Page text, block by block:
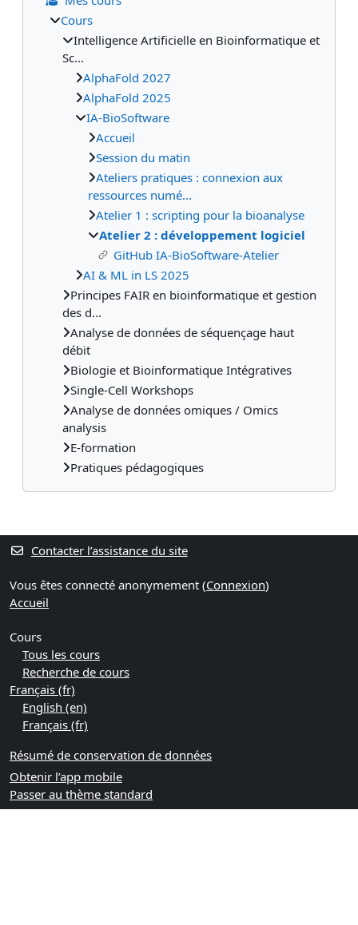
Cours
Intelligence Artificielle en Bioinformatique et
Sc...
AlphaFold 2027
AlphaFold 2025
IA-BioSoftware
Accueil
Session du matin
Ateliers pratiques : connexion aux
ressources numé...
Atelier 1 : scripting pour la bioanalyse
Atelier 2 : développement logiciel
GitHub IA-BioSoftware-Atelier
AI & ML in LS 2025
Principes FAIR en bioinformatique et gestion
des d...
Analyse de données de séquençage haut
débit
Biologie et Bioinformatique Intégratives
Single-Cell Workshops
Analyse de données omiques / Omics
analysis
E-formation
Pratiques pédagogiques
Contacter l’assistance du site
Vous êtes connecté anonymement (Connexion)
Accueil
Cours
Tous les cours
Recherche de cours
Français ‎(fr)‎
English ‎(en)‎
Français ‎(fr)‎
Résumé de conservation de données
Obtenir l’app mobile
Passer au thème standard